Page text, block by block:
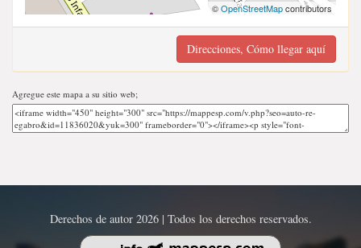
©OpenStreetMapcontributors
Direcciones, Cómo llegar aquí
Agregue este mapa a su sitio web;
Derechos de autor 2026 | Todos los derechos reservados.